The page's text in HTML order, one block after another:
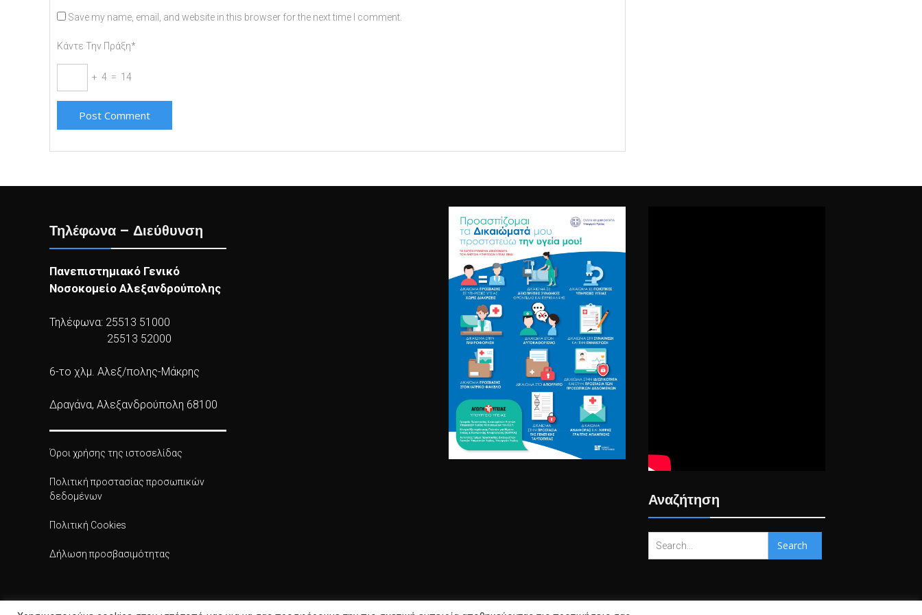
Save my name, email, and website in this browser for the next time I comment.
Κάντε Την Πράξη*
+ 4 = 14
Τηλέφωνα – Διεύθυνση
Πανεπιστημιακό Γενικό
Νοσοκομείο Αλεξανδρούπολης
Τηλέφωνα: 25513 51000
25513 52000
6-το χλμ. Αλεξ/πολης-Μάκρης
Δραγάνα, Αλεξανδρούπολη 68100
Όροι χρήσης της ιστοσελίδας
Πολιτική προστασίας προσωπικών
δεδομένων
Πολιτική Cookies
Δήλωση προσβασιμότητας
Αναζήτηση
for: